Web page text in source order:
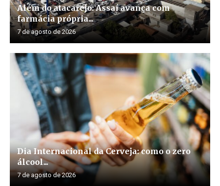
Além do atacarejo: Assaí avança com
farmácia própria...
7 de agosto de 2026
Dia Internacional da Cerveja: como o zero
álcool...
7 de agosto de 2026